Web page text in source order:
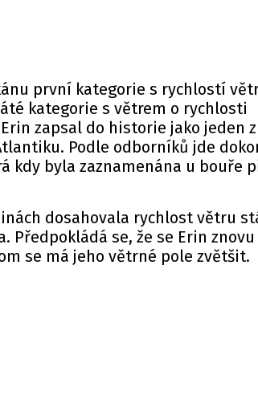
první kategorie s rychlostí
kategorie s větrem o rychlosti
zapsal do historie jako jeden z
Podle odborníků jde
kdy byla zaznamenána u bouře
dosahovala rychlost větru
Předpokládá se, že se Erin znovu
se má jeho větrné pole zvětšit.